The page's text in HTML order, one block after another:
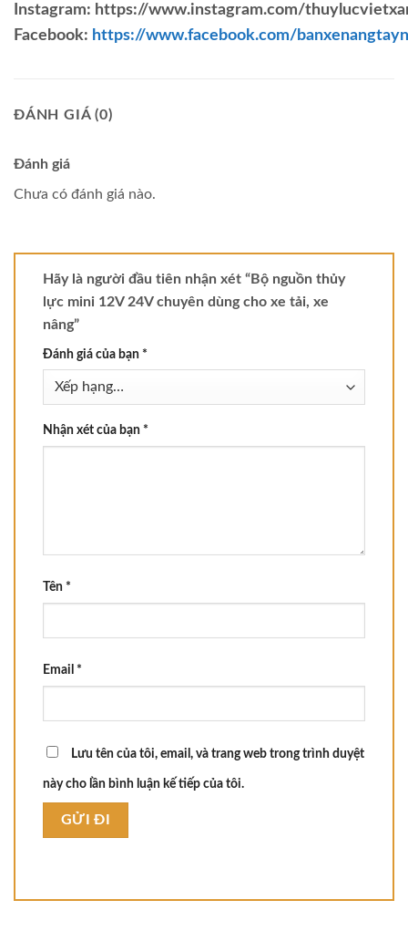
Instagram: https://www.instagram.com/
Facebook: https://www.facebook.com/
ĐÁNH GIÁ (0)
Đánh giá
Chưa có đánh giá nào.
Hãy là người đầu tiên nhận xét “Bộ nguồn thủy
lực mini 12V 24V chuyên dùng cho xe tải, xe
nâng”
Đánh giá của bạn *
Nhận xét của bạn *
Tên *
Email *
Lưu tên của tôi, email, và trang web trong trình duyệt
này cho lần bình luận kế tiếp của tôi.